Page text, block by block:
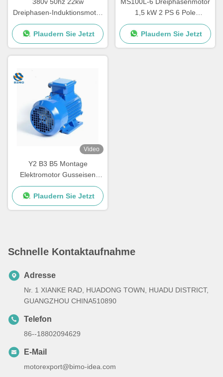
Dreiphasen-Induktionsmotor
30 PS Elektromotor
Plaudern Sie Jetzt
1,5 kW 2 PS 6 Pole
Aluminium Gehäuse Motor
MS-Serie
Plaudern Sie Jetzt
Video
Y2 B3 B5 Montage
Elektromotor Gusseisen
Drei-Phasen Elektromotor 2
Pole 4 Pole
Plaudern Sie Jetzt
Schnelle Kontaktaufnahme
Adresse
Nr. 1 XIANKE RAD, HUADONG TOWN, HUADU DISTRICT,
GUANGZHOU CHINA510890
Telefon
86--18802094629
E-Mail
motorexport@bimo-idea.com